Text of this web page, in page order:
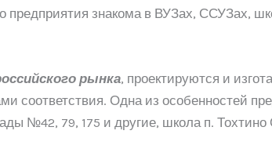
предприятия знакома в ВУЗах, ССУЗах,
рынка, проектируются и
соответствия. Одна из особенностей
№42, 79, 175 и другие, школа п.